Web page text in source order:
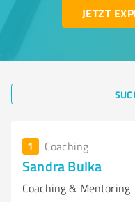
JETZT
1 Coaching
Sandra Bulka
Coaching & Mentoring